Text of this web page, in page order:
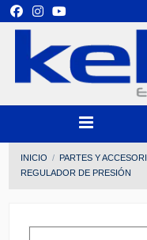
INICIO PARTES Y
REGULADOR DE PRESIÓN